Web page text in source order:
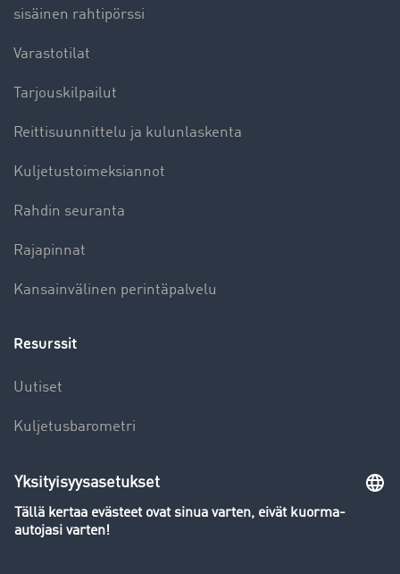
sisäinen rahtipörssi
Varastotilat
Tarjouskilpailut
Reittisuunnittelu ja kulunlaskenta
Kuljetustoimeksiannot
Rahdin seuranta
Rajapinnat
Kansainvälinen perintäpalvelu
Resurssit
Uutiset
Kuljetusbarometri
Yleiskatsaus rahtipörssiin